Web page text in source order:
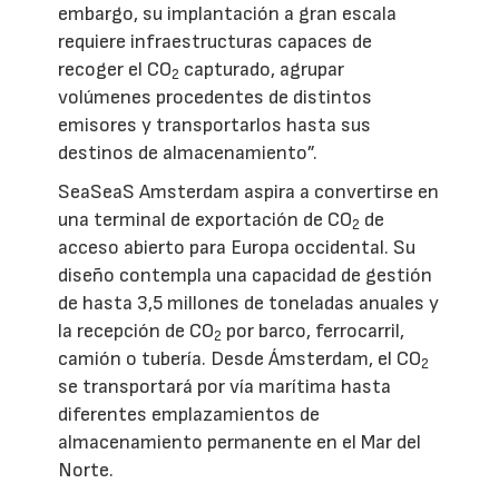
embargo, su implantación a gran escala
requiere infraestructuras capaces de
recoger el CO2 capturado, agrupar
volúmenes procedentes de distintos
emisores y transportarlos hasta sus
destinos de almacenamiento”.
SeaSeaS Amsterdam aspira a convertirse en
una terminal de exportación de CO2 de
acceso abierto para Europa occidental. Su
diseño contempla una capacidad de gestión
de hasta 3,5 millones de toneladas anuales y
la recepción de CO2 por barco, ferrocarril,
camión o tubería. Desde Ámsterdam, el CO2
se transportará por vía marítima hasta
diferentes emplazamientos de
almacenamiento permanente en el Mar del
Norte.